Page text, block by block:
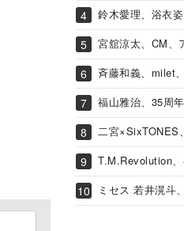
鈴木愛理、浴衣
宮舘涼太、CM、
斉藤和義、milet
福山雅治、35周
二宮×SixTONES
T.M.Revolution
ミセス 若井滉斗